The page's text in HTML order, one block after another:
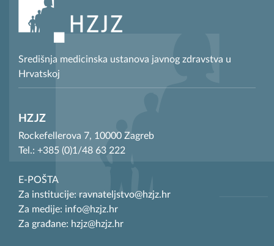
Središnja medicinska ustanova javnog zdravstva u
Hrvatskoj
HZJZ
Rockefellerova 7, 10000 Zagreb
Tel.: +385 (0)1/48 63 222
E-POŠTA
Za institucije: ravnateljstvo@hzjz.hr
Za medije: info@hzjz.hr
Za građane: hzjz@hzjz.hr